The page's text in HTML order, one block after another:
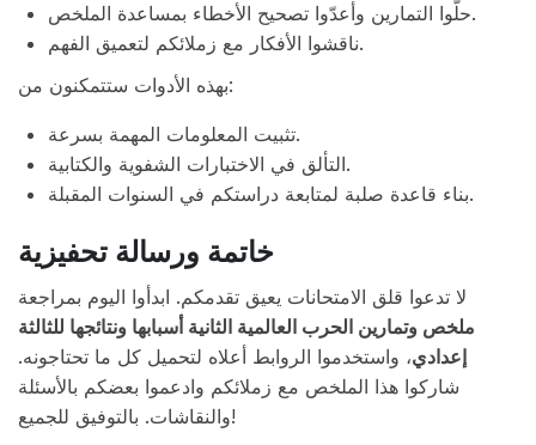
حلّوا التمارين وأعدّوا تصحيح الأخطاء بمساعدة الملخص.
ناقشوا الأفكار مع زملائكم لتعميق الفهم.
بهذه الأدوات ستتمكنون من:
تثبيت المعلومات المهمة بسرعة.
التألق في الاختبارات الشفوية والكتابية.
بناء قاعدة صلبة لمتابعة دراستكم في السنوات المقبلة.
خاتمة ورسالة تحفيزية
لا تدعوا قلق الامتحانات يعيق تقدمكم. ابدأوا اليوم بمراجعة
ملخص وتمارين الحرب العالمية الثانية أسبابها ونتائجها للثالثة
إعدادي، واستخدموا الروابط أعلاه لتحميل كل ما تحتاجونه.
شاركوا هذا الملخص مع زملائكم وادعموا بعضكم بالأسئلة
والنقاشات. بالتوفيق للجميع!